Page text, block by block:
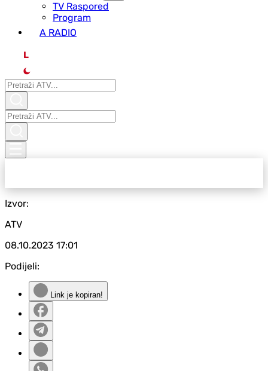
ТV Raspored
Program
A RADIO
L
Izvor:
ATV
08.10.2023 17:01
Podijeli:
Link je kopiran!